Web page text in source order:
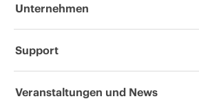
Unternehmen
Über HPE
Support
Operational Support Services
Veranstaltungen und News